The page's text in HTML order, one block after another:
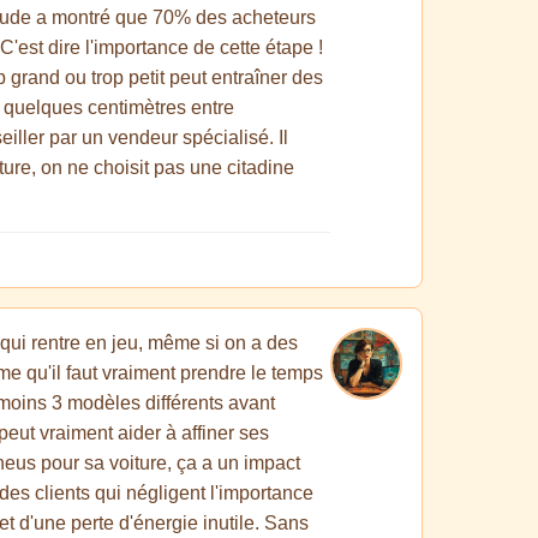
a montré que 70% des acheteurs
dire l'importance de cette étape !
ou trop petit peut entraîner des
centimètres entre
par un vendeur spécialisé. Il
on ne choisit pas une citadine
rentre en jeu, même si on a des
qu'il faut vraiment prendre le temps
3 modèles différents avant
vraiment aider à affiner ses
pour sa voiture, ça a un impact
clients qui négligent l'importance
d'une perte d'énergie inutile. Sans